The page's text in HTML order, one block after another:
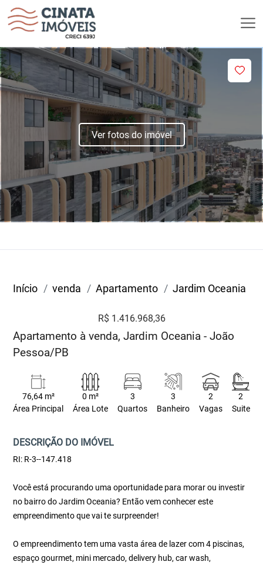
Ver fotos do imóvel
Início venda Apartamento Jardim Oceania
R$ 1.416.968,36
Apartamento à venda, Jardim Oceania - João
Pessoa/PB
76,64 m²
Área Principal
0 m²
Área Lote
3
Quartos
3
Banheiro
2
Vagas
2
Suite
DESCRIÇÃO DO IMÓVEL
RI: R-3--147.418
Você está procurando uma oportunidade para morar ou investir
no bairro do Jardim Oceania? Então vem conhecer este
empreendimento que vai te surpreender!
O empreendimento tem uma vasta área de lazer com 4 piscinas,
espaço gourmet, mini mercado, delivery hub, car wash,